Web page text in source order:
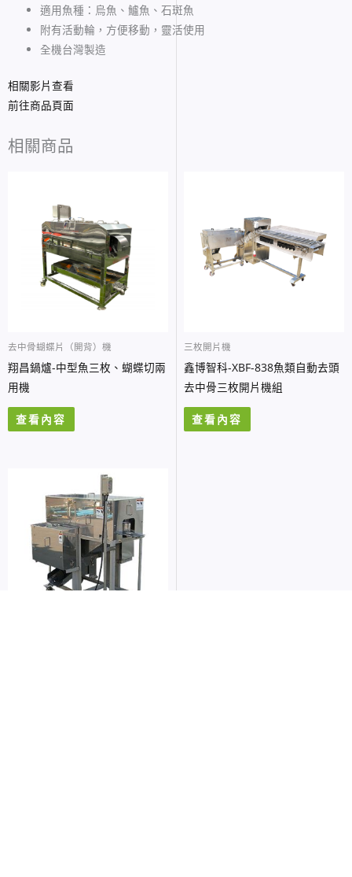
適用魚種：烏魚、鱸魚、石斑魚
附有活動輪，方便移動，靈活使用
全機台灣製造
相關影片查看
前往商品頁面
相關商品
去中骨蝴蝶片（開背）機
翔昌鍋爐-中型魚三枚、蝴蝶切兩
用機
查看內容
三枚開片機
鑫博智科-XBF-838魚類自動去頭
去中骨三枚開片機組
查看內容